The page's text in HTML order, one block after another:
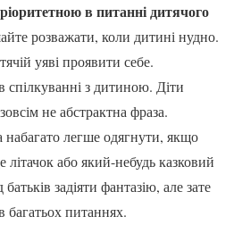
в питанні дитячого
розважати, коли дитині нудно.
уяві проявити себе.
спілкуванні з дитиною. Діти
не абстрактна фраза.
легше одягнути, якщо
або який-небудь казковий
задіяти фантазію, але зате
багатьох питаннях.